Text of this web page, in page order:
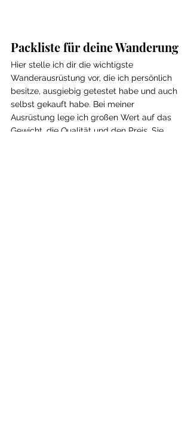
Packliste für deine Wanderung
Hier stelle ich dir die wichtigste
Wanderausrüstung vor, die ich persönlich
besitze, ausgiebig getestet habe und auch
selbst gekauft habe. Bei meiner
Ausrüstung lege ich großen Wert auf das
Gewicht, die Qualität und den Preis. Sie